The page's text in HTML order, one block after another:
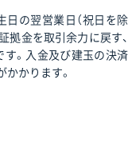
日の翌営業日（祝日を除
拠金を取引余力に戻す、
す。入金及び建玉の決済
かります。